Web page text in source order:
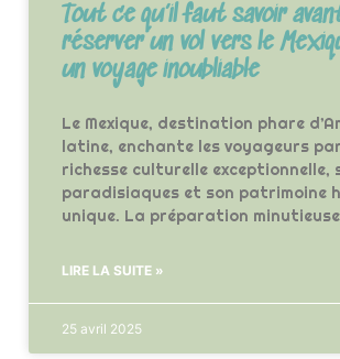
Tout ce qu’il faut savoir
réserver un vol vers le
un voyage inoubliable
Le Mexique, destination phare
latine, enchante les voyageurs
richesse culturelle exceptionnelle,
paradisiaques et son patrimoine
unique. La préparation minutieuse
LIRE LA SUITE »
25 avril 2025